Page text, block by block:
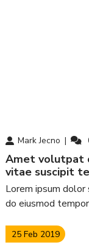
Mark Jecno
amet volutpat consequat mauris nunc congue nisi
vitae suscipit
Lorem ipsum
do eiusmod
25 Feb 2019